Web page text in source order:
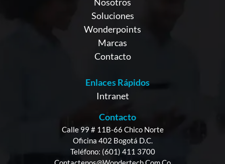
Soluciones
Wonderpoints
Marcas
Contacto
Enlaces Rápidos
Intranet
Contacto
Calle 99 # 11B-66 Chico Norte
Oficina 402 Bogotá D.C.
Teléfono: (601) 411 3700